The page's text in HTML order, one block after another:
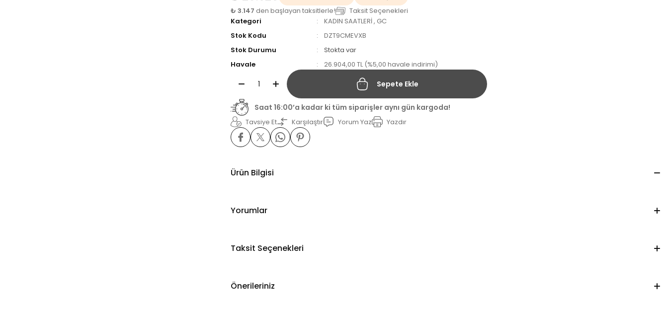
₺ 3.147 den başlayan taksitlerle!
Taksit Seçenekleri
Kategori
KADIN SAATLERİ, GC
Stok Kodu
DZT9CMEVXB
Stok Durumu
Stokta var
Havale
26.904,00 TL (%5,00 havale indirimi)
Sepete Ekle
Saat 16:00’a kadar ki tüm siparişler aynı gün kargoda!
Tavsiye Et Karşılaştır Yorum Yaz Yazdır
Ürün Bilgisi
Yorumlar
Taksit Seçenekleri
Önerileriniz